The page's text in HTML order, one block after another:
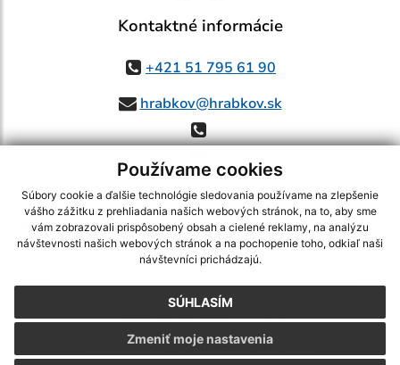
Používame cookies
Súbory cookie a ďalšie technológie sledovania používame na zlepšenie
vášho zážitku z prehliadania našich webových stránok, na to, aby sme
vám zobrazovali prispôsobený obsah a cielené reklamy, na analýzu
návštevnosti našich webových stránok a na pochopenie toho, odkiaľ naši
návštevníci prichádzajú.
SÚHLASÍM
Zmeniť moje nastavenia
Kontaktné informácie
+421 51 795 61 90
hrabkov@hrabkov.sk
využite možnosť získavania aktuálnych informácií s využitím RSS
CMS systém (redakčný) systém ECHELON 2,Mapa stránok,web portál
webex.digital, s.r.o.,domény,registrácia domény
Posledná aktualizácia:07.08.2026
Vytlačiť stránku|Vyhlásenie o prístupnosti